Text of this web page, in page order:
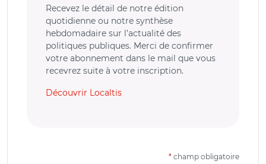
Recevez le détail de notre édition
quotidienne ou notre synthèse
hebdomadaire sur l’actualité des
politiques publiques. Merci de confirmer
votre abonnement dans le mail que vous
recevrez suite à votre inscription.
Découvrir Localtis
* champ obligatoire